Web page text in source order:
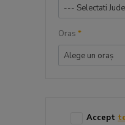
--- Selectati
Oras *
Alege un oraș
Accept